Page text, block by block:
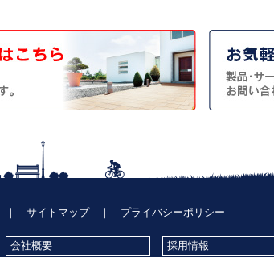
｜ サイトマップ｜ プライバシーポリシー
会社概要 採用情報